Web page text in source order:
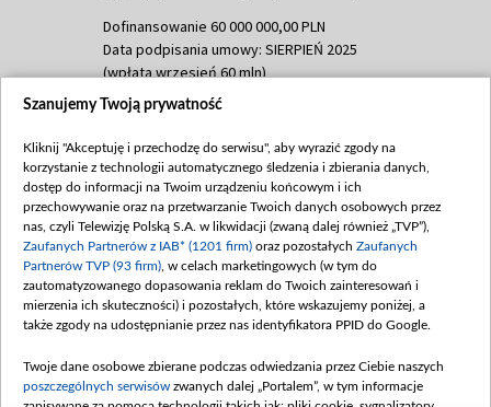
Dofinansowanie 60 000 000,00 PLN
Data podpisania umowy: SIERPIEŃ 2025
(wpłata wrzesień 60 mln)
Dofinansowanie 635 783 051,21 PLN
(wpłata wrzesień 100 mln, październik 350
mln, listopad 265 mln)
Dofinansowanie 48 862 000,00 PLN
Data podpisania umowy: GRUDZIEŃ 2025
(wpłata grudzień 60,548 mln)
Dofinansowanie 900 000 000,00 PLN
Data podpisania umowy: LUTY 2026 (wpłata
kwiecień 180 mln, 7 maja 180 mln, 8
czerwca 90 mln)
Szanujemy Twoją prywatność
Kliknij "Akceptuję i przechodzę do serwisu", aby wyrazić zgody na
korzystanie z technologii automatycznego śledzenia i zbierania danych,
dostęp do informacji na Twoim urządzeniu końcowym i ich
przechowywanie oraz na przetwarzanie Twoich danych osobowych przez
nas, czyli Telewizję Polską S.A. w likwidacji (zwaną dalej również „TVP”),
Zaufanych Partnerów z IAB* (1201 firm) oraz pozostałych Zaufanych
Partnerów TVP (93 firm) , w celach marketingowych (w tym do
zautomatyzowanego dopasowania reklam do Twoich zainteresowań i
mierzenia ich skuteczności) i pozostałych, które wskazujemy poniżej, a
także zgody na udostępnianie przez nas identyfikatora PPID do Google.
Twoje dane osobowe zbierane podczas odwiedzania przez Ciebie naszych
poszczególnych serwisów zwanych dalej „Portalem”, w tym informacje